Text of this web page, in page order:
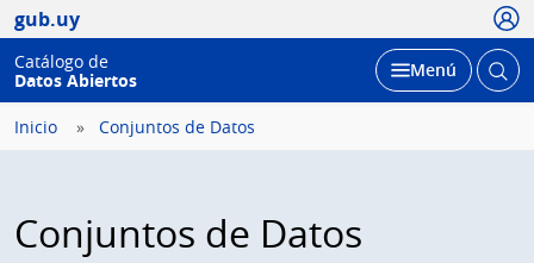
gub.uy
Catálogo de
Datos Abiertos
Desplegar
Menú Abrir
Inicio Conjuntos de Datos
Conjuntos de Datos